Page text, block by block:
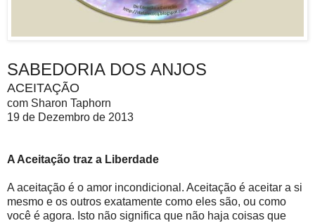
SABEDORIA DOS ANJOS
ACEITAÇÃO
com Sharon Taphorn
19 de Dezembro de 2013
A Aceitação traz a Liberdade
A aceitação é o amor incondicional. Aceitação é aceitar a si
mesmo e os outros exatamente como eles são, ou como
você é agora. Isto não significa que não haja coisas que